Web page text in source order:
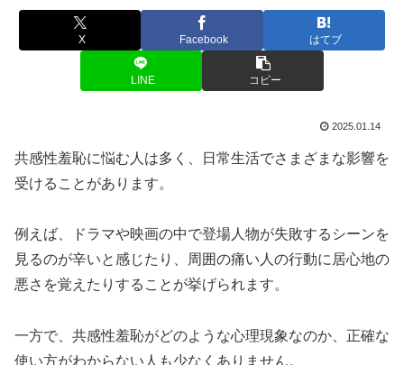
X Facebook はてブ
LINE コピー
2025.01.14
共感性羞恥に悩む人は多く、日常生活でさまざまな影響を
受けることがあります。
例えば、ドラマや映画の中で登場人物が失敗するシーンを
見るのが辛いと感じたり、周囲の痛い人の行動に居心地の
悪さを覚えたりすることが挙げられます。
一方で、共感性羞恥がどのような心理現象なのか、正確な
使い方がわからない人も少なくありません。